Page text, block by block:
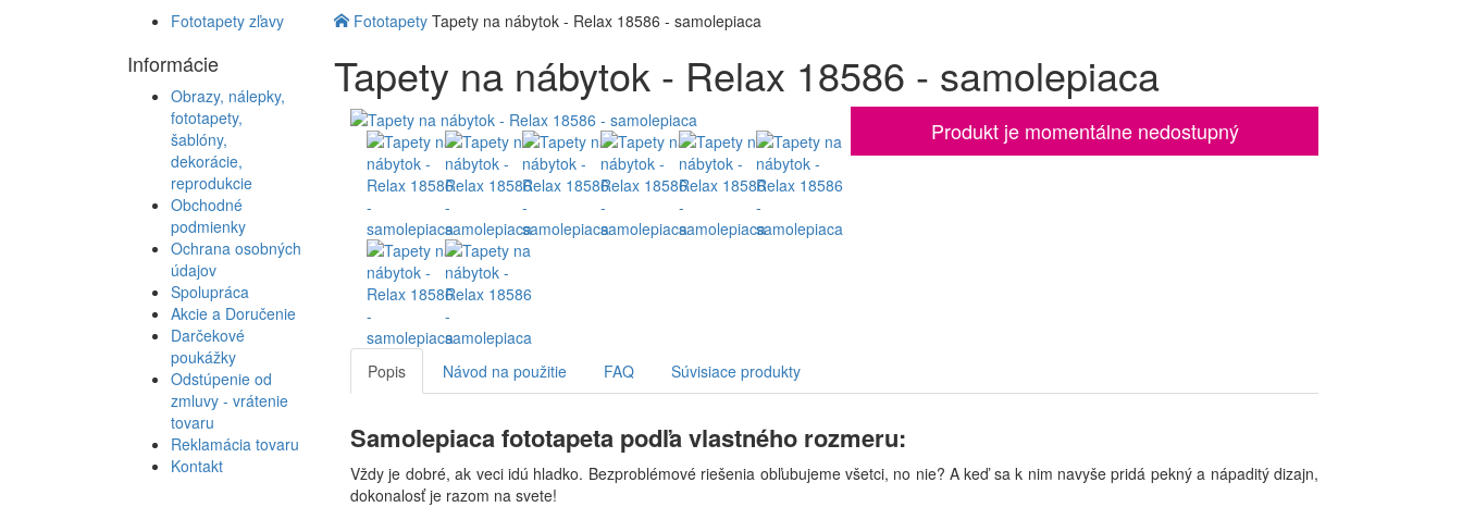
Fototapety zľavy
Informácie
Obrazy, nálepky,
fototapety,
šablóny,
dekorácie,
reprodukcie
Obchodné
podmienky
Ochrana osobných
údajov
Spolupráca
Akcie a Doručenie
Darčekové
poukážky
Odstúpenie od
zmluvy - vrátenie
tovaru
Reklamácia tovaru
Kontakt
Fototapety Tapety na nábytok - Relax 18586 - samolepiaca
Tapety na nábytok - Relax 18586 - samolepiaca
Produkt je momentálne nedostupný
Popis Návod na použitie FAQ Súvisiace produkty
Samolepiaca fototapeta podľa vlastného rozmeru:
Vždy je dobré, ak veci idú hladko. Bezproblémové riešenia obľubujeme všetci, no nie? A keď sa k nim navyše pridá pekný a nápaditý dizajn,
dokonalosť je razom na svete!